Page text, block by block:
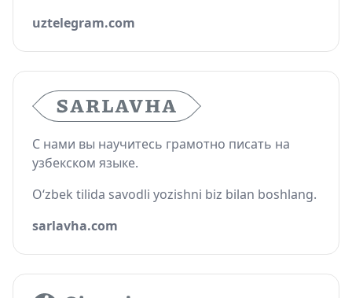
uztelegram.com
С нами вы научитесь грамотно писать на
узбекском языке.
O‘zbek tilida savodli yozishni biz bilan boshlang.
sarlavha.com